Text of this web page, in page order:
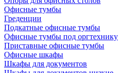
Офисные тумбы
Греденции
Подкатные офисные тумбы
Офисные тумбы под оргтехнику
Приставные офисные тумбы
Офисные шкафы
Шкафы для документов